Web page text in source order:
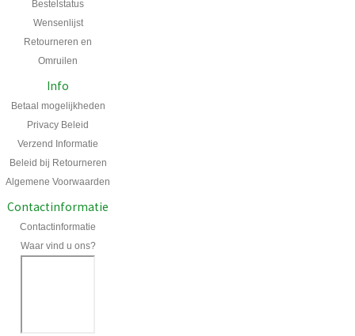
Bestelstatus
Wensenlijst
Retourneren en
Omruilen
Info
Betaal mogelijkheden
Privacy Beleid
Verzend Informatie
Beleid bij Retourneren
Algemene Voorwaarden
Contactinformatie
Contactinformatie
Waar vind u ons?